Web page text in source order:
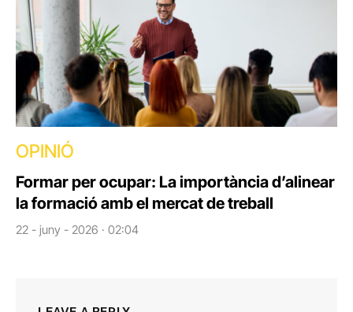
OPINIÓ
Formar per ocupar: La importància d’alinear
la formació amb el mercat de treball
22 - juny - 2026 · 02:04